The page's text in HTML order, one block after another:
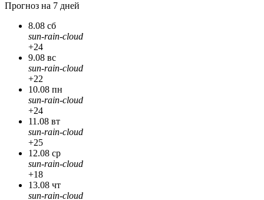
Прогноз на 7 дней
8.08 сб
sun-rain-cloud
+24
9.08 вс
sun-rain-cloud
+22
10.08 пн
sun-rain-cloud
+24
11.08 вт
sun-rain-cloud
+25
12.08 ср
sun-rain-cloud
+18
13.08 чт
sun-rain-cloud